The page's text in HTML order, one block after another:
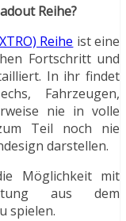
Reihe?
Reihe ist eine
Fortschritt und
In ihr findet
Fahrzeugen,
nie in volle
Teil noch nie
darstellen.
Möglichkeit mit
aus dem
spielen.